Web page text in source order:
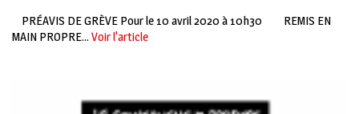
PRÉAVIS DE GRÈVE Pour le 10 avril 2020 à 10h30 REMIS EN
MAIN PROPRE... Voir l'article